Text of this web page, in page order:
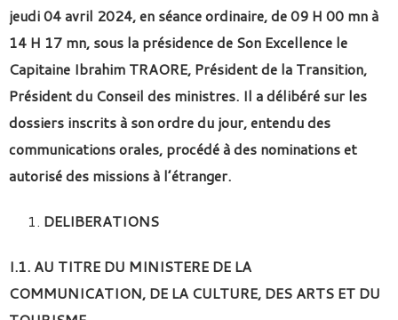
jeudi 04 avril 2024, en séance ordinaire, de 09 H 00 mn à
14 H 17 mn, sous la présidence de Son Excellence le
Capitaine Ibrahim TRAORE, Président de la Transition,
Président du Conseil des ministres. Il a délibéré sur les
dossiers inscrits à son ordre du jour, entendu des
communications orales, procédé à des nominations et
autorisé des missions à l’étranger.
DELIBERATIONS
I.1. AU TITRE DU MINISTERE DE LA
COMMUNICATION, DE LA CULTURE, DES ARTS ET DU